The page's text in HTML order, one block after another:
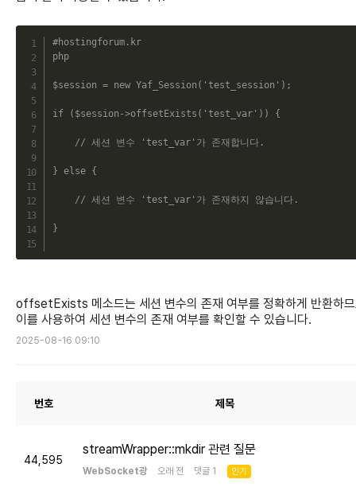
#hostingforum.kr
php
$session = new Yaf_Session ( 'test_session' ) ;
if ( $session ->offsetExists ( 'test_var' ) ) {
// 세션 변수 'test_var'가 존재합니다.
} else {
// 세션 변수 'test_var'가 존재하지 않습니다.
}
offsetExists 메소드는 세션 변수의 존재 여부를 정확하게 반환하
이를 사용하여 세션 변수의 존재 여부를 확인할 수 있습니다.
2025-08-16 09:10
번호 제목
44,595
streamWrapper::mkdir 관련 질문
WebSocket광 오래 전 댓글 1 인기